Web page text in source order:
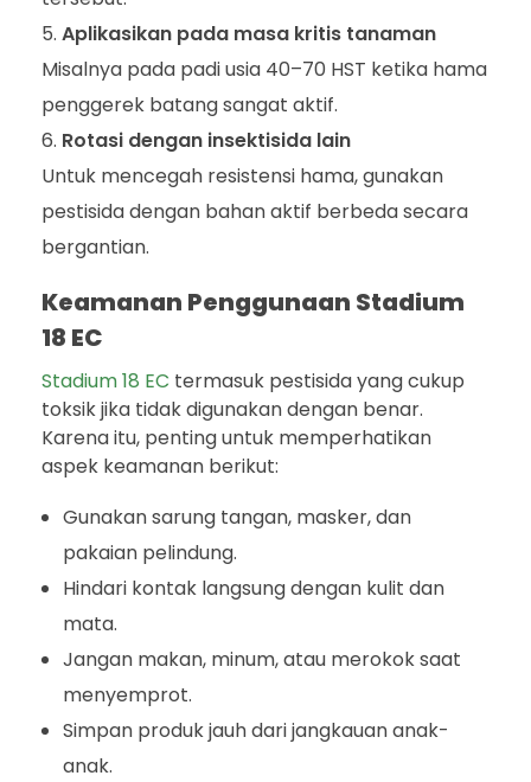
Aplikasikan pada masa kritis tanaman
Misalnya pada padi usia 40–70 HST ketika hama
penggerek batang sangat aktif.
Rotasi dengan insektisida lain
Untuk mencegah resistensi hama, gunakan
pestisida dengan bahan aktif berbeda secara
bergantian.
Keamanan Penggunaan Stadium
18 EC
Stadium 18 EC termasuk pestisida yang cukup
toksik jika tidak digunakan dengan benar.
Karena itu, penting untuk memperhatikan
aspek keamanan berikut:
Gunakan sarung tangan, masker, dan
pakaian pelindung.
Hindari kontak langsung dengan kulit dan
mata.
Jangan makan, minum, atau merokok saat
menyemprot.
Simpan produk jauh dari jangkauan anak-
anak.